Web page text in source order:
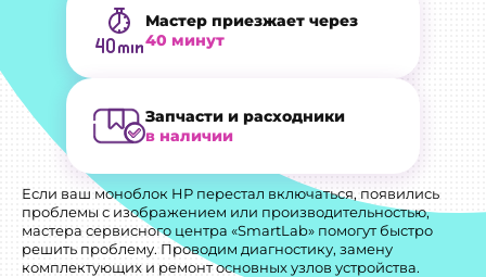
Мастер приезжает через
40 минут
Запчасти и расходники
в наличии
Если ваш моноблок HP перестал включаться, появились
проблемы с изображением или производительностью,
мастера сервисного центра «SmartLab» помогут быстро
решить проблему. Проводим диагностику, замену
комплектующих и ремонт основных узлов устройства.